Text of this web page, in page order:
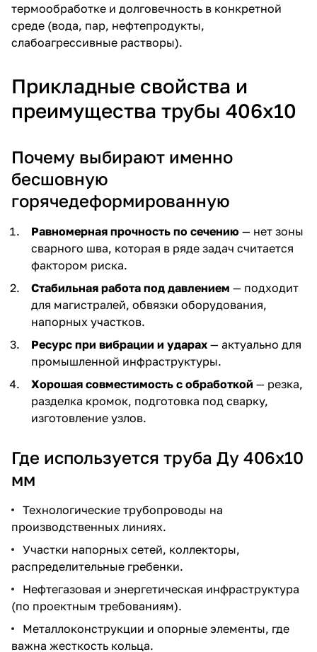
термообработке и долговечность в конкретной
среде (вода, пар, нефтепродукты,
слабоагрессивные растворы).
Прикладные свойства и
преимущества трубы 406х10
Почему выбирают именно
бесшовную
горячедеформированную
Равномерная прочность по сечению — нет зоны
сварного шва, которая в ряде задач считается
фактором риска.
Стабильная работа под давлением — подходит
для магистралей, обвязки оборудования,
напорных участков.
Ресурс при вибрации и ударах — актуально для
промышленной инфраструктуры.
Хорошая совместимость с обработкой — резка,
разделка кромок, подготовка под сварку,
изготовление узлов.
Где используется труба Ду 406х10
мм
Технологические трубопроводы на
производственных линиях.
Участки напорных сетей, коллекторы,
распределительные гребенки.
Нефтегазовая и энергетическая инфраструктура
(по проектным требованиям).
Металлоконструкции и опорные элементы, где
важна жесткость кольца.